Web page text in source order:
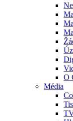
O
Média